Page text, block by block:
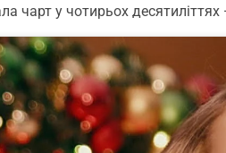
чарт у чотирьох десятиліттях